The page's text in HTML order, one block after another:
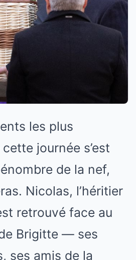
les plus
journée s’est
de la nef,
Nicolas, l’héritier
retrouvé face au
Brigitte — ses
ses amis de la